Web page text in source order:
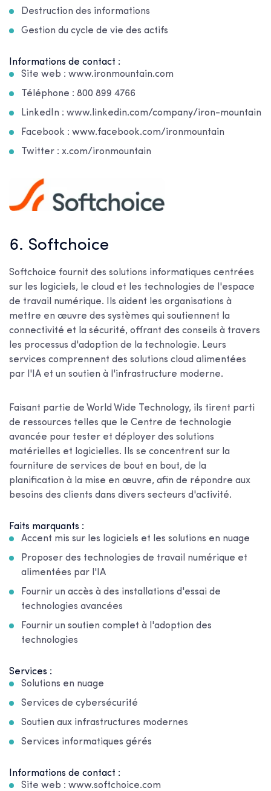
Destruction des informations
Gestion du cycle de vie des actifs
Informations de contact :
Site web : www.ironmountain.com
Téléphone : 800 899 4766
LinkedIn : www.linkedin.com/company/iron-mountain
Facebook : www.facebook.com/ironmountain
Twitter : x.com/ironmountain
6. Softchoice
Softchoice fournit des solutions informatiques centrées
sur les logiciels, le cloud et les technologies de l'espace
de travail numérique. Ils aident les organisations à
mettre en œuvre des systèmes qui soutiennent la
connectivité et la sécurité, offrant des conseils à travers
les processus d'adoption de la technologie. Leurs
services comprennent des solutions cloud alimentées
par l'IA et un soutien à l'infrastructure moderne.
Faisant partie de World Wide Technology, ils tirent parti
de ressources telles que le Centre de technologie
avancée pour tester et déployer des solutions
matérielles et logicielles. Ils se concentrent sur la
fourniture de services de bout en bout, de la
planification à la mise en œuvre, afin de répondre aux
besoins des clients dans divers secteurs d'activité.
Faits marquants :
Accent mis sur les logiciels et les solutions en nuage
Proposer des technologies de travail numérique et
alimentées par l'IA
Fournir un accès à des installations d'essai de
technologies avancées
Fournir un soutien complet à l'adoption des
technologies
Services :
Solutions en nuage
Services de cybersécurité
Soutien aux infrastructures modernes
Services informatiques gérés
Informations de contact :
Site web : www.softchoice.com